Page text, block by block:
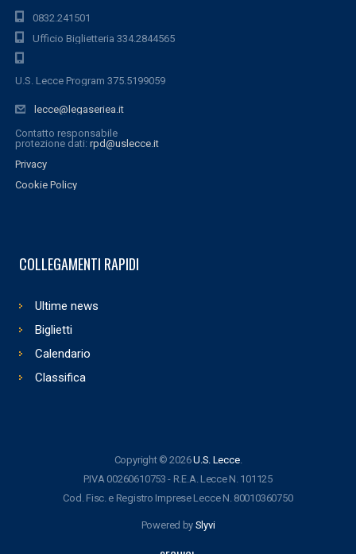
0832.241501
Ufficio Biglietteria 334.2844565
U.S. Lecce Program 375.5199059
lecce@legaseriea.it
Contatto responsabile
protezione dati: rpd@uslecce.it
Privacy
Cookie Policy
COLLEGAMENTI RAPIDI
Ultime news
Biglietti
Calendario
Classifica
Copyright © 2026U.S. Lecce.
P.IVA 00260610753 - R.E.A. Lecce N. 101125
Cod. Fisc. e Registro Imprese Lecce N. 80010360750
Powered by Slyvi